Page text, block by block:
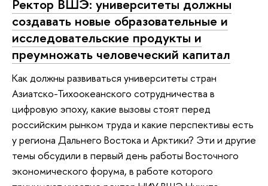
Ректор ВШЭ: университеты должны
создавать новые образовательные и
исследовательские продукты и
преумножать человеческий капитал
Как должны развиваться университеты стран
Азиатско-Тихоокеанского сотрудничества в
цифровую эпоху, какие вызовы стоят перед
российским рынком труда и какие перспективы есть
у региона Дальнего Востока и Арктики? Эти и другие
темы обсудили в первый день работы Восточного
экономического форума, в работе которого